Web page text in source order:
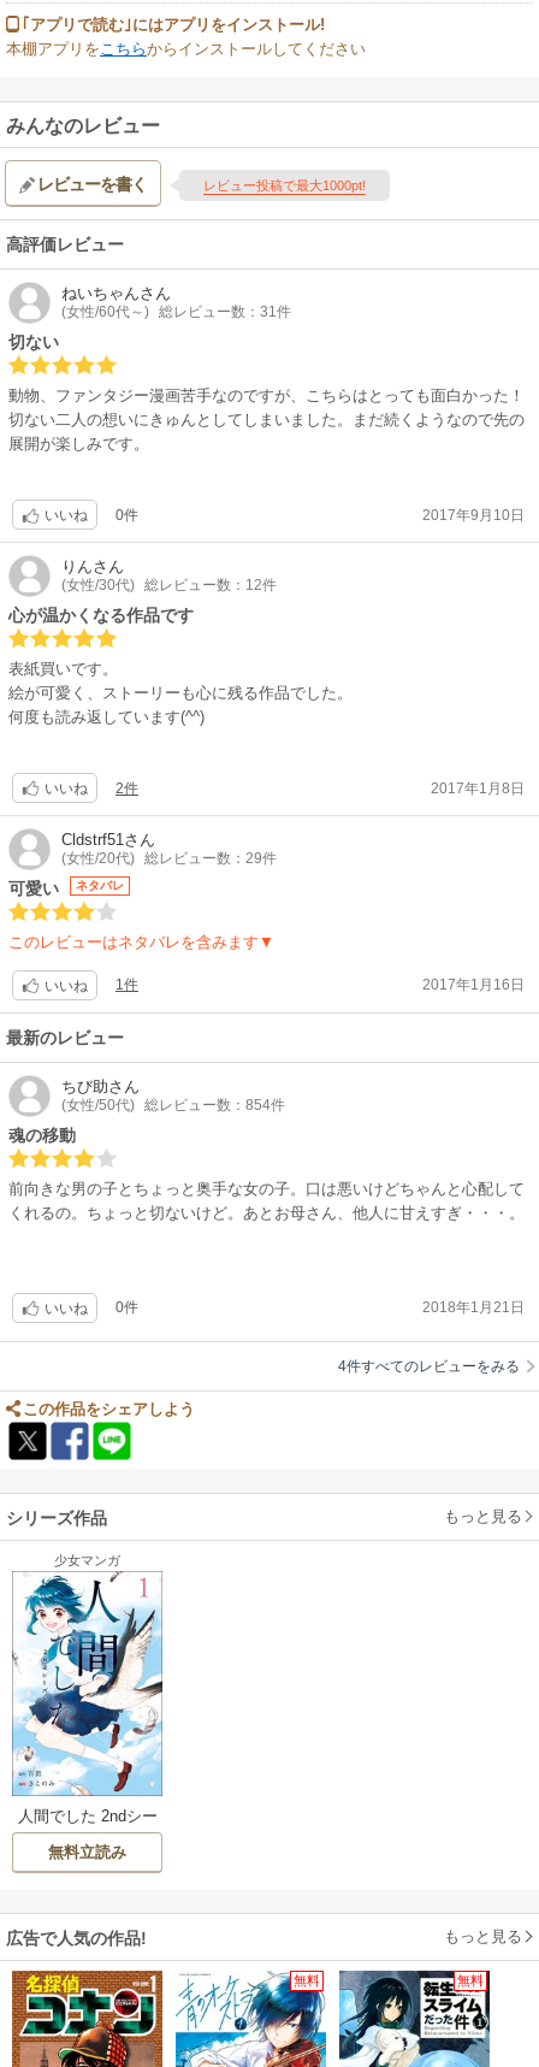
｢アプリで読む｣にはアプリをインストール!
本棚アプリをこちらからインストールしてください
みんなのレビュー
レビューを書く レビュー投稿で最大1000pt!
高評価レビュー
ねいちゃんさん
(女性/60代～) 総レビュー数：31件
切ない
動物、ファンタジー漫画苦手なのですが、こちらはとっても面白かった！
切ない二人の想いにきゅんとしてしまいました。まだ続くようなので先の
展開が楽しみです。
いいね 0件 2017年9月10日
りんさん
(女性/30代) 総レビュー数：12件
心が温かくなる作品です
表紙買いです。
絵が可愛く、ストーリーも心に残る作品でした。
何度も読み返しています(^^)
いいね 2件 2017年1月8日
Cldstrf51さん
(女性/20代) 総レビュー数：29件
可愛い ネタバレ
このレビューはネタバレを含みます▼
いいね 1件 2017年1月16日
最新のレビュー
ちび助さん
(女性/50代) 総レビュー数：854件
魂の移動
前向きな男の子とちょっと奥手な女の子。口は悪いけどちゃんと心配して
くれるの。ちょっと切ないけど。あとお母さん、他人に甘えすぎ・・・。
いいね 0件 2018年1月21日
4件すべてのレビューをみる
この作品をシェアしよう
シリーズ作品 もっと見る
少女マンガ
人間でした 2ndシー
ズン
無料立読み
広告で人気の作品! もっと見る
無料 無料